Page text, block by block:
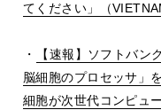
てください」（
・
【速報】ソフトバン
脳細胞のプロセッサ」
細胞が次世代コンピュ